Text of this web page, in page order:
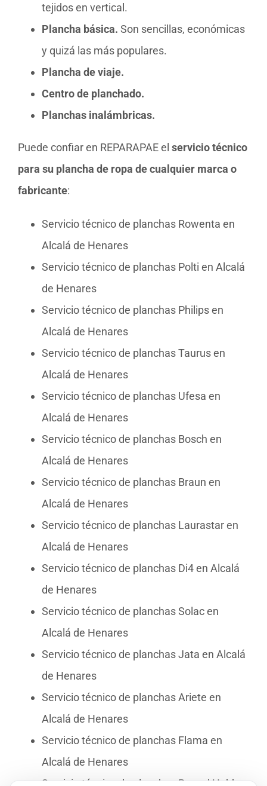
tejidos en vertical.
Plancha básica. Son sencillas, económicas
y quizá las más populares.
Plancha de viaje.
Centro de planchado.
Planchas inalámbricas.
Puede confiar en REPARAPAE el servicio técnico
para su plancha de ropa de cualquier marca o
fabricante:
Servicio técnico de planchas Rowenta en
Alcalá de Henares
Servicio técnico de planchas Polti en Alcalá
de Henares
Servicio técnico de planchas Philips en
Alcalá de Henares
Servicio técnico de planchas Taurus en
Alcalá de Henares
Servicio técnico de planchas Ufesa en
Alcalá de Henares
Servicio técnico de planchas Bosch en
Alcalá de Henares
Servicio técnico de planchas Braun en
Alcalá de Henares
Servicio técnico de planchas Laurastar en
Alcalá de Henares
Servicio técnico de planchas Di4 en Alcalá
de Henares
Servicio técnico de planchas Solac en
Alcalá de Henares
Servicio técnico de planchas Jata en Alcalá
de Henares
Servicio técnico de planchas Ariete en
Alcalá de Henares
Servicio técnico de planchas Flama en
Alcalá de Henares
Servicio técnico de planchas Russel Hobbs